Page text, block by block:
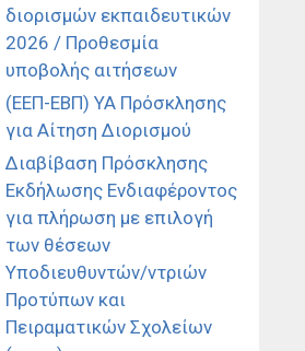
διορισμών εκπαιδευτικών
2026 / Προθεσμία
υποβολής αιτήσεων
(ΕΕΠ-ΕΒΠ) ΥΑ Πρόσκλησης
για Αίτηση Διορισμού
Διαβίβαση Πρόσκλησης
Εκδήλωσης Ενδιαφέροντος
για πλήρωση με επιλογή
των θέσεων
Υποδιευθυντών/ντριών
Προτύπων και
Πειραματικών Σχολείων